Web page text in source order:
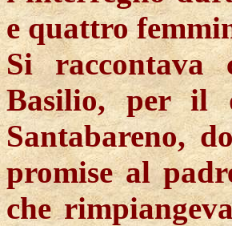
e quattro
Si raccontava
Basilio, per il
Santabareno,
promise al
che